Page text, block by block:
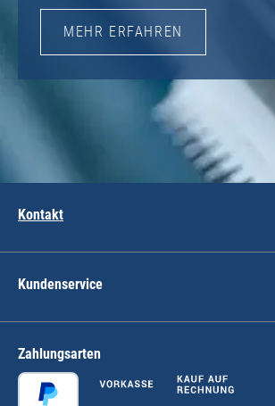
MEHR ERFAHREN
Kontakt
Kundenservice
Zahlungsarten